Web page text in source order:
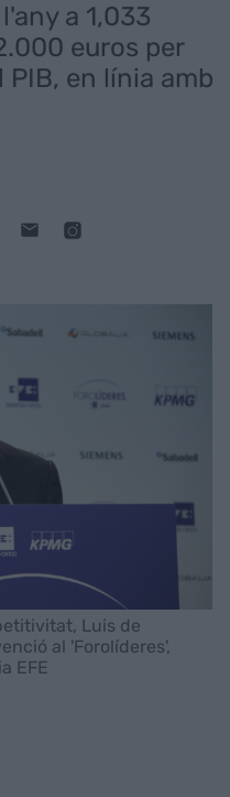
a 1,033
euros per
PIB, en línia amb
Luis de
al 'Forolíderes',
EFE